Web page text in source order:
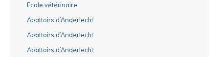
Ecole vétérinaire
Abattoirs d’Anderlecht
Abattoirs d’Anderlecht
Abattoirs d’Anderlecht